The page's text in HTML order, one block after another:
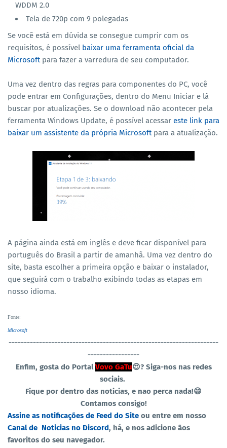
WDDM 2.0
Tela de 720p com 9 polegadas
Se você está em dúvida se consegue cumprir com os
requisitos, é possível baixar uma ferramenta oficial da
Microsoftpara fazer a varredura de seu computador.
Uma vez dentro das regras para componentes do PC, você
pode entrar em Configurações, dentro do Menu Iniciar e lá
buscar por atualizações. Se o download não acontecer pela
ferramenta Windows Update, é possível acessar este link para
baixar um assistente da própria Microsoftpara a atualização.
A página ainda está em inglês e deve ficar disponível para
português do Brasil a partir de amanhã. Uma vez dentro do
site, basta escolher a primeira opção e baixar o instalador,
que seguirá com o trabalho exibindo todas as etapas em
nosso idioma.
Fonte:
Microsoft
---------------------------------------------------------------------
-----------------
Enfim, gosta do PortalVovo GaTu😍? Siga-nos nas redes
sociais.
Fique por dentro das noticias, e nao perca nada!😄
Contamos consigo!
Assine as notificações de Feed do Site ou entre em nosso
Canal de Noticias no Discord, há, e nos adicione ãos
favoritos do seu navegador.